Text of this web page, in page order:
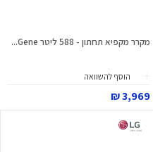
מקרר מקפיא תחתון - 588 ליטר Gene...
הוסף להשוואה
3,969 ₪